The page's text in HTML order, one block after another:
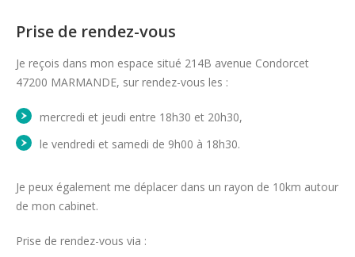
Prise de rendez-vous
Je reçois dans mon espace situé 214B avenue Condorcet
47200 MARMANDE, sur rendez-vous les :
mercredi et jeudi entre 18h30 et 20h30,
le vendredi et samedi de 9h00 à 18h30.
Je peux également me déplacer dans un rayon de 10km autour
de mon cabinet.
Prise de rendez-vous via :